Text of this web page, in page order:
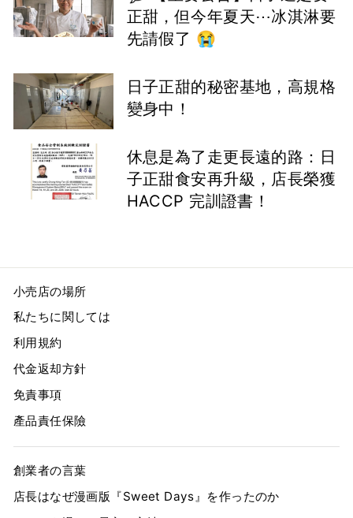
正甜，但今年夏天⋯冰淇淋要
先請假了 😭
日子正甜的秘密基地，高規格
變身中！
休息是為了走更長遠的路：日
子正甜食安再升級，店長榮獲
HACCP 完訓證書！
小売店の場所
私たちに関しては
利用規約
代金返却方針
免責事項
產品責任保險
創業者の言葉
店長はなぜ漫画版『Sweet Days』を作ったのか